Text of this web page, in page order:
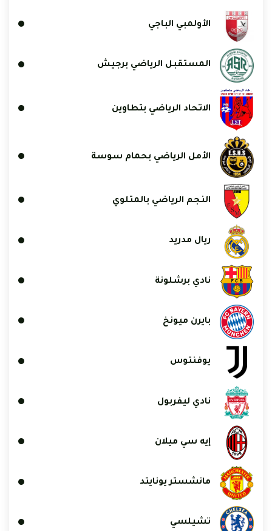
الأولمبي الباجي
المستقبل الرياضي برجيش
الاتحاد الرياضي بتطاوين
الأمل الرياضي بحمام سوسة
النجم الرياضي بالمتلوي
ريال مدريد
نادي برشلونة
بايرن ميونخ
يوفنتوس
نادي ليفربول
إيه سي ميلان
مانشستر يونايتد
تشيلسي